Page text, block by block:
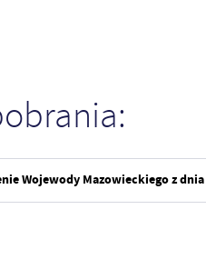
Wojewody Mazowieckiego z